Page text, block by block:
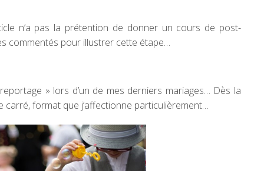
n’a pas la prétention de donner un cours de post-
commentés pour illustrer cette étape…
» lors d’un de mes derniers mariages… Dès la
carré, format que j’affectionne particulièrement…